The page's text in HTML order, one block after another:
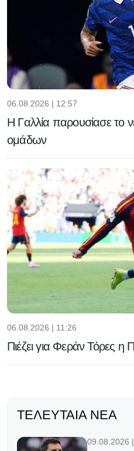
06.08.2026 | 12:57
Η Γαλλία παρουσίασε το
ομάδων
06.08.2026 | 11:26
Πιέζει για Φεράν Τόρες η
ΤΕΛΕΥΤΑΊΑ ΝΈΑ
09.08.2026